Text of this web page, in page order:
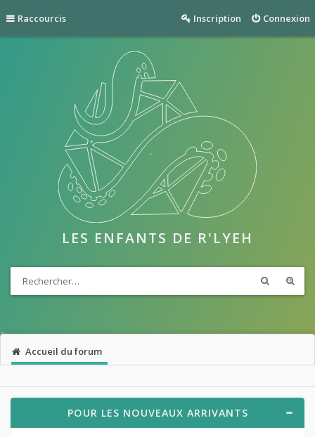
Raccourcis Connexion
Inscription
LES ENFANTS DE R'LYEH
Accueil du forum
POUR LES NOUVEAUX ARRIVANTS